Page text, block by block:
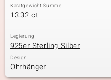
Karatgewicht Summe
13,32 ct
Legierung
925er Sterling Silber
Design
Ohrhänger